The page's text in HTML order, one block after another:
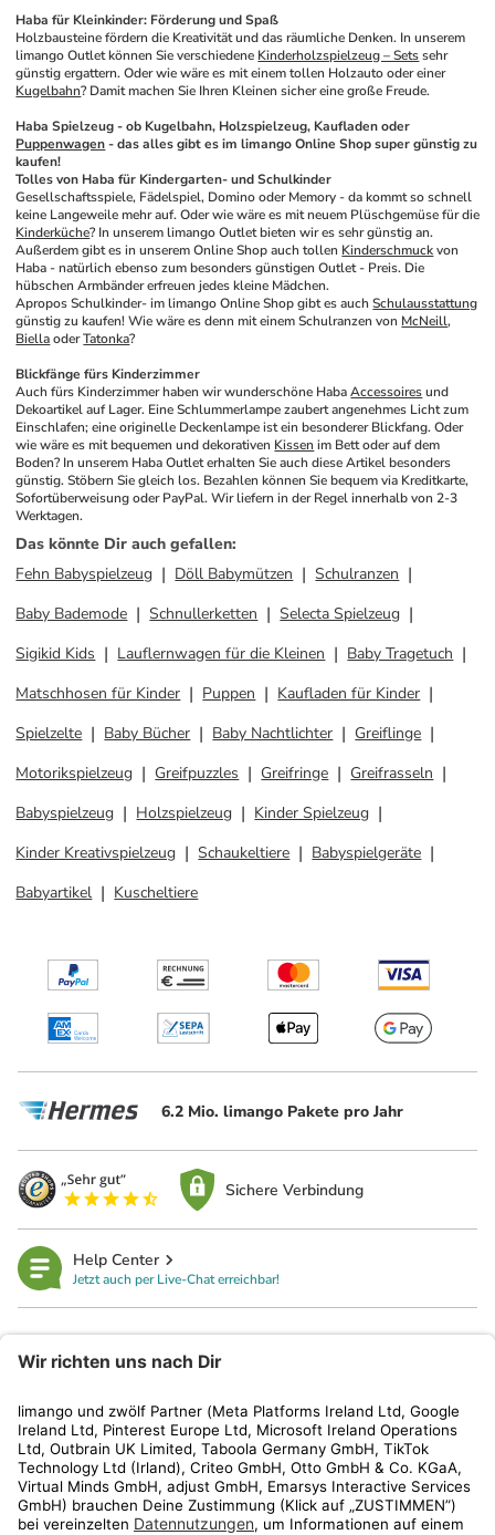
Haba für Kleinkinder: Förderung und Spaß
Holzbausteine fördern die Kreativität und das räumliche Denken. In unserem
limango Outlet können Sie verschiedene Kinderholzspielzeug – Sets sehr
günstig ergattern. Oder wie wäre es mit einem tollen Holzauto oder einer
Kugelbahn? Damit machen Sie Ihren Kleinen sicher eine große Freude.
Puppenwagen - das alles gibt es im limango Online Shop super günstig zu
kaufen!
Tolles von Haba für Kindergarten- und Schulkinder
Gesellschaftsspiele, Fädelspiel, Domino oder Memory - da kommt so schnell
Kinderküche? In unserem limango Outlet bieten wir es sehr günstig an.
Außerdem gibt es in unserem Online Shop auch tollen Kinderschmuck von
Haba - natürlich ebenso zum besonders günstigen Outlet - Preis. Die
hübschen Armbänder erfreuen jedes kleine Mädchen.
Apropos Schulkinder- im limango Online Shop gibt es auch Schulausstattung
günstig zu kaufen! Wie wäre es denn mit einem Schulranzen von McNeill
Biella oder Tatonka?
Blickfänge fürs Kinderzimmer
Auch fürs Kinderzimmer haben wir wunderschöne Haba Accessoires und
Dekoartikel auf Lager. Eine Schlummerlampe zaubert angenehmes Licht zum
Einschlafen; eine originelle Deckenlampe ist ein besonderer Blickfang. Oder
wie wäre es mit bequemen und dekorativen Kissen im Bett oder auf dem
Boden? In unserem Haba Outlet erhalten Sie auch diese Artikel besonders
günstig. Stöbern Sie gleich los. Bezahlen können Sie bequem via Kreditkarte,
Sofortüberweisung oder PayPal. Wir liefern in der Regel innerhalb von 2-3
Werktagen.
Das könnte Dir auch gefallen:
Fehn Babyspielzeug
Döll Babymützen
Schulranzen
Baby Bademode
Schnullerketten
Selecta Spielzeug
Sigikid Kids
Lauflernwagen für die Kleinen
Baby Tragetuch
Matschhosen für Kinder
Puppen
Kaufladen für Kinder
Spielzelte
Baby Bücher Baby Nachtlichter
Greiflinge
Motorikspielzeug
Greifpuzzles Greifringe
Greifrasseln
Babyspielzeug
Holzspielzeug
Kinder Spielzeug
Kinder Kreativspielzeug
Schaukeltiere
Babyspielgeräte
Babyartikel
Kuscheltiere
6.2 Mio. limango Pakete pro Jahr
Sichere Verbindung
Help Center
Jetzt auch per Live-Chat erreichbar!
Kundenservice
Shop